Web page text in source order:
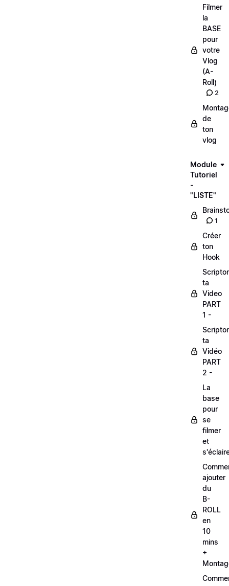
Filmer
la
BASE
pour
votre
Vlog
(A-
Roll)
2
de
ton
vlog
Module
Tutoriel
-
"LISTE"
1
Créer
ton
Hook
ta
Video
PART
1 -
ta
Vidéo
PART
2 -
La
base
pour
se
filmer
et
ajouter
du
B-
ROLL
en
10
mins
+